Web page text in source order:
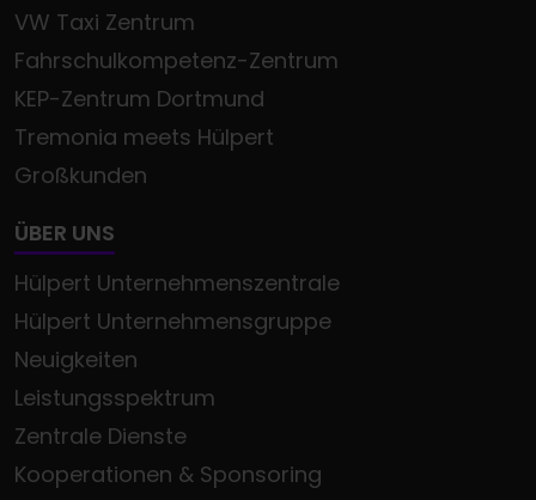
VW Taxi Zentrum
Fahrschulkompetenz-Zentrum
KEP-Zentrum Dortmund
Tremonia meets Hülpert
Großkunden
ÜBER UNS
Hülpert Unternehmenszentrale
Hülpert Unternehmensgruppe
Neuigkeiten
Leistungsspektrum
Zentrale Dienste
Kooperationen & Sponsoring